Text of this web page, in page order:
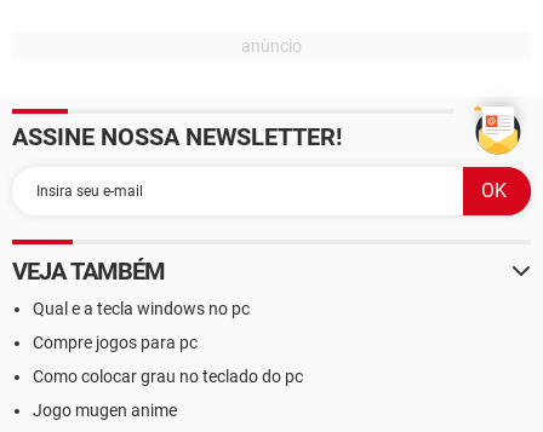
ASSINE NOSSA NEWSLETTER!
VEJA TAMBÉM
Qual e a tecla windows no pc
Compre jogos para pc
Como colocar grau no teclado do pc
Jogo mugen anime